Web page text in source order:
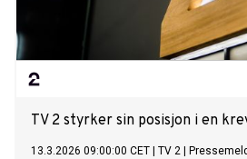
TV 2 styrker sin posisjon i en
13.3.2026 09:00:00 CET TV 2